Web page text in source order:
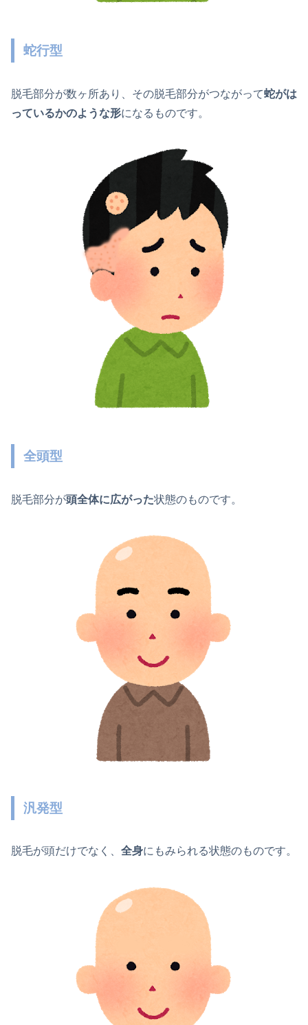
蛇行型
脱毛部分が数ヶ所あり、その脱毛部分がつながって蛇がは
っているかのような形になるものです。
全頭型
脱毛部分が頭全体に広がった状態のものです。
汎発型
脱毛が頭だけでなく、 全身にもみられる状態のものです。